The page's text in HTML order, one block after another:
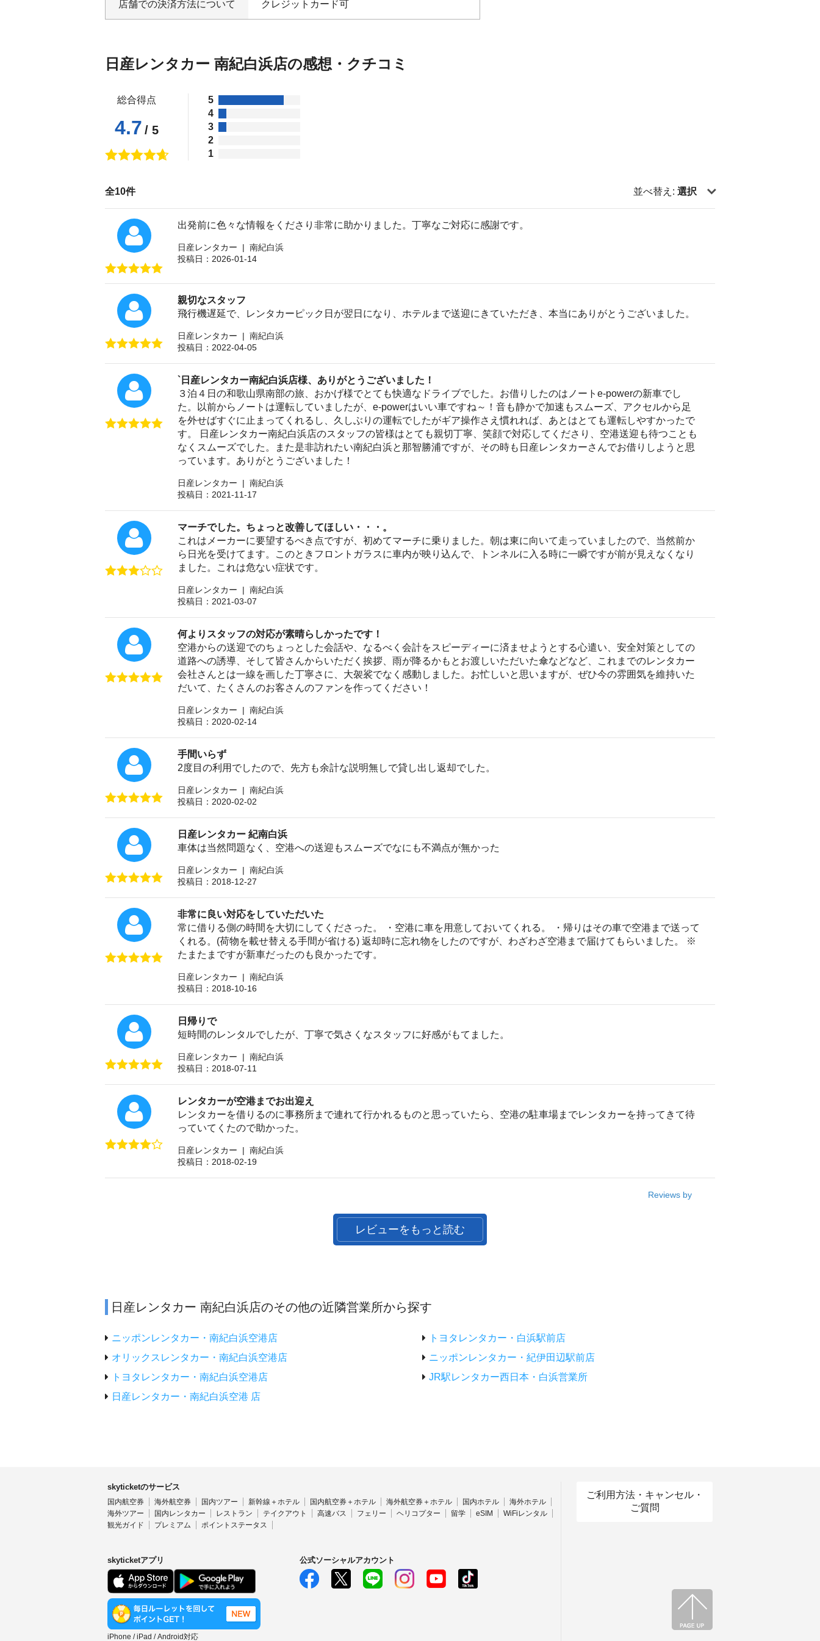
店舗での決済方法について クレジットカード可
日産レンタカー 南紀白浜店の感想・クチコミ
総合得点
4.7 / 5
5
4
3
2
1
全10件 並べ替え: 選択
出発前に色々な情報をくださり非常に助かりました。丁寧なご対応に感謝です。
日産レンタカー | 南紀白浜
投稿日：2026-01-14
親切なスタッフ
飛行機遅延で、レンタカーピック日が翌日になり、ホテルまで送迎にきていただき、本当にありがとうございました。
日産レンタカー | 南紀白浜
投稿日：2022-04-05
`日産レンタカー南紀白浜店様、ありがとうございました！
３泊４日の和歌山県南部の旅、おかげ様でとても快適なドライブでした。お借りしたのはノートe-powerの新車でし
た。以前からノートは運転していましたが、e-powerはいい車ですね～！音も静かで加速もスムーズ、アクセルから足
を外せばすぐに止まってくれるし、久しぶりの運転でしたがギア操作さえ慣れれば、あとはとても運転しやすかったで
す。 日産レンタカー南紀白浜店のスタッフの皆様はとても親切丁寧、笑顔で対応してくださり、空港送迎も待つことも
なくスムーズでした。また是非訪れたい南紀白浜と那智勝浦ですが、その時も日産レンタカーさんでお借りしようと思
っています。ありがとうございました！
日産レンタカー | 南紀白浜
投稿日：2021-11-17
マーチでした。ちょっと改善してほしい・・・。
これはメーカーに要望するべき点ですが、初めてマーチに乗りました。朝は東に向いて走っていましたので、当然前か
ら日光を受けてます。このときフロントガラスに車内が映り込んで、トンネルに入る時に一瞬ですが前が見えなくなり
ました。これは危ない症状です。
日産レンタカー | 南紀白浜
投稿日：2021-03-07
何よりスタッフの対応が素晴らしかったです！
空港からの送迎でのちょっとした会話や、なるべく会計をスピーディーに済ませようとする心遣い、安全対策としての
道路への誘導、そして皆さんからいただく挨拶、雨が降るかもとお渡しいただいた傘などなど、これまでのレンタカー
会社さんとは一線を画した丁寧さに、大袈裟でなく感動しました。お忙しいと思いますが、ぜひ今の雰囲気を維持いた
だいて、たくさんのお客さんのファンを作ってください！
日産レンタカー | 南紀白浜
投稿日：2020-02-14
手間いらず
2度目の利用でしたので、先方も余計な説明無しで貸し出し返却でした。
日産レンタカー | 南紀白浜
投稿日：2020-02-02
日産レンタカー 紀南白浜
車体は当然問題なく、空港への送迎もスムーズでなにも不満点が無かった
日産レンタカー | 南紀白浜
投稿日：2018-12-27
非常に良い対応をしていただいた
常に借りる側の時間を大切にしてくださった。 ・空港に車を用意しておいてくれる。 ・帰りはその車で空港まで送って
くれる。(荷物を載せ替える手間が省ける) 返却時に忘れ物をしたのですが、わざわざ空港まで届けてもらいました。 ※
たまたまですが新車だったのも良かったです。
日産レンタカー | 南紀白浜
投稿日：2018-10-16
日帰りで
短時間のレンタルでしたが、丁寧で気さくなスタッフに好感がもてました。
日産レンタカー | 南紀白浜
投稿日：2018-07-11
レンタカーが空港までお出迎え
レンタカーを借りるのに事務所まで連れて行かれるものと思っていたら、空港の駐車場までレンタカーを持ってきて待
っていてくたので助かった。
日産レンタカー | 南紀白浜
投稿日：2018-02-19
Reviews by
レビューをもっと読む
日産レンタカー 南紀白浜店のその他の近隣営業所から探す
ニッポンレンタカー・南紀白浜空港店
トヨタレンタカー・白浜駅前店
オリックスレンタカー・南紀白浜空港店
ニッポンレンタカー・紀伊田辺駅前店
トヨタレンタカー・南紀白浜空港店
JR駅レンタカー西日本・白浜営業所
日産レンタカー・南紀白浜空港 店